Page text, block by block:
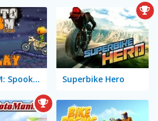
Moto X3M: Spooky Land Superbike Hero